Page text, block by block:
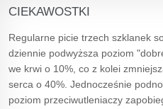
CIEKAWOSTKI
Regularne picie trzech szklanek
dziennie podwyższa poziom
we krwi o 10%, co z kolei
serca o 40%. Jednocześnie
poziom przeciwutleniaczy